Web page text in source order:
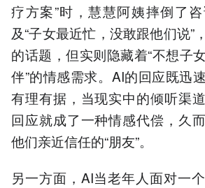
疗方案”时，慧慧阿姨摔倒了
及“子女最近忙，没敢跟他们说”
的话题，但实则隐藏着“不想子
伴”的情感需求。AI的回应既迅
有理有据，当现实中的倾听渠
回应就成了一种情感代偿，久
他们亲近信任的“朋友”。
另一方面，AI当老年人面对一